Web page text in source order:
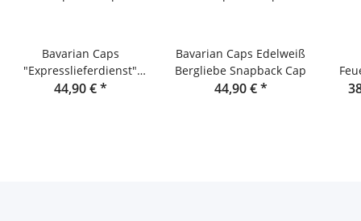
Bavarian Caps
"Expresslieferdienst"
Snapback Cap
44,90 €*
Bavarian Caps Edelweiß
Bergliebe Snapback Cap
44,90 €*